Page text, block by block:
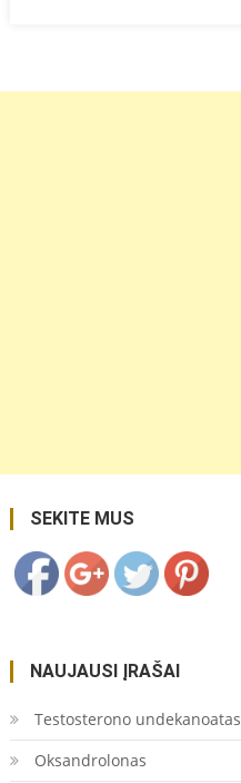
SEKITE MUS
automobilius/">
NAUJAUSI ĮRAŠAI
Testosterono undekanoatas
Oksandrolonas